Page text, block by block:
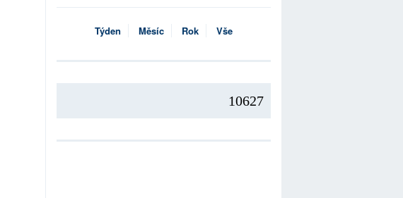
Týden Měsíc Rok Vše
10627